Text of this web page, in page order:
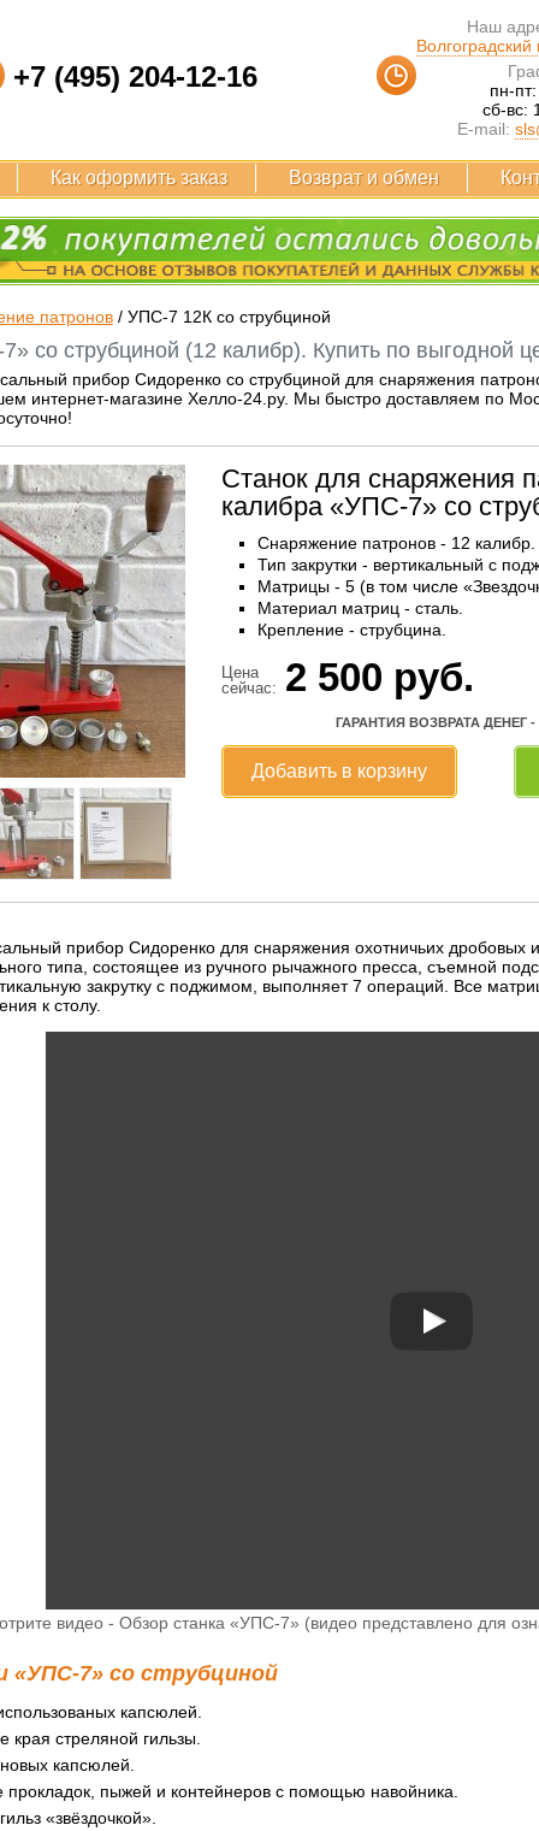
+7 (495) 204-12-16
Наш
пн-
сб-вс:
E-mail:
Как оформить заказ Возврат и обмен
патронов/ УПС-7 12К со струбциной
со струбциной (12 калибр). Купить по выгодной
прибор Сидоренко со струбциной для снаряжения
интернет-магазине Хелло-24.ру. Мы быстро доставляем по
Станок для снаряжения
калибра «УПС-7» со
Снаряжение патронов - 12 калибр.
Тип закрутки - вертикальный с
Матрицы - 5 (в том числе
Материал матриц - сталь.
Крепление - струбцина.
Цена
сейчас: 2 500 руб.
ГАРАНТИЯ ВОЗВРАТА ДЕНЕГ
Добавить в корзину
прибор Сидоренко для снаряжения охотничьих дробовых
типа, состоящее из ручного рычажного пресса, съемной
закрутку с поджимом, выполняет 7 операций. Все
к столу.
видео - Обзор станка «УПС-7» (видео представлено для
«УПС-7» со струбциной
капсюлей.
края стреляной гильзы.
капсюлей.
пыжей и контейнеров с помощью навойника.
«звёздочкой».